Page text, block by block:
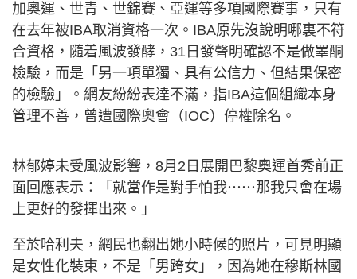
加奧運、世青、世錦賽、亞運等多項國際賽事，只有
在去年被IBA取消資格一次。IBA原先沒說明哪裏不符
合資格，隨着風波發酵，31日發聲明確認不是做睪酮
檢驗，而是「另一項單獨、具有公信力、但結果保密
的檢驗」。網友紛紛表達不滿，指IBA這個組織本身
管理不善，曾遭國際奧會（IOC）停權除名。
林郁婷未受風波影響，8月2日展開巴黎奧運首秀前正
面回應表示：「就當作是對手怕我⋯⋯那我只會在場
上更好的發揮出來。」
至於哈利夫，網民也翻出她小時候的照片，可見明顯
是女性化裝束，不是「男跨女」，因為她在穆斯林國